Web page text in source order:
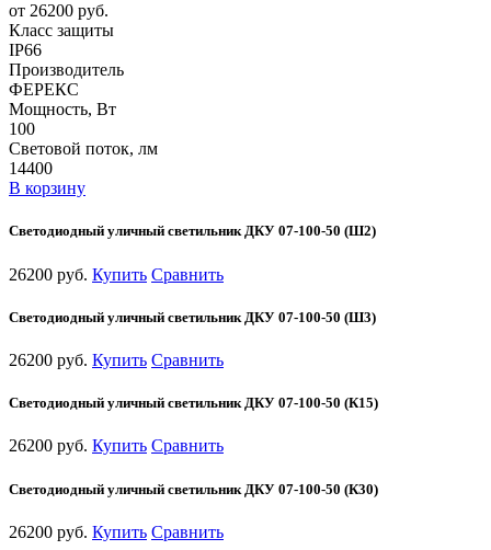
от 26200 руб.
Класс защиты
IP66
Производитель
ФЕРЕКС
Мощность, Вт
100
Световой поток, лм
14400
В корзину
Светодиодный уличный светильник ДКУ 07-100-50 (Ш2)
26200 руб. Купить Сравнить
Светодиодный уличный светильник ДКУ 07-100-50 (Ш3)
26200 руб. Купить Сравнить
Светодиодный уличный светильник ДКУ 07-100-50 (К15)
26200 руб. Купить Сравнить
Светодиодный уличный светильник ДКУ 07-100-50 (К30)
26200 руб. Купить Сравнить